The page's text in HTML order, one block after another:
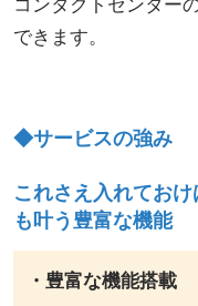
できます。
◆サービスの強み
これさえ入れてお
も叶う豊富な機能
・豊富な機能搭載